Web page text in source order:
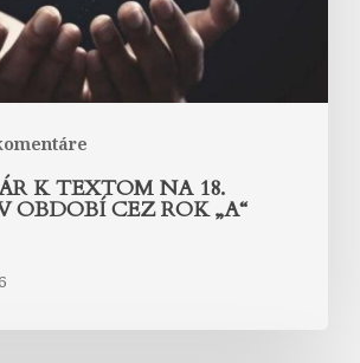
K TEXTOM NA 18.
OBDOBÍ CEZ ROK „A“